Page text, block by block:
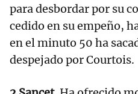
para desbordar por su
cedido en su empeño,
en el minuto 50 ha
despejado por Courtois.